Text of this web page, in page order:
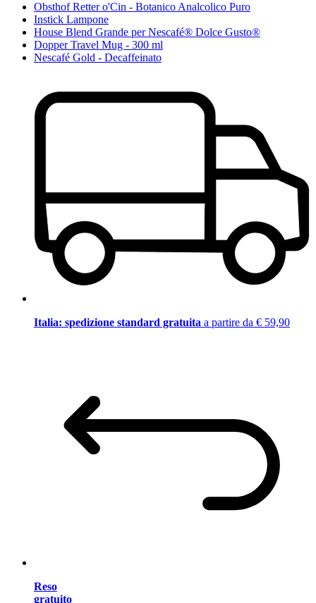
Obsthof Retter o'Cin - Botanico Analcolico Puro
Instick Lampone
House Blend Grande per Nescafé® Dolce Gusto®
Dopper Travel Mug - 300 ml
Nescafé Gold - Decaffeinato
Italia: spedizione standard gratuita a partire da € 59,90
Reso
gratuito